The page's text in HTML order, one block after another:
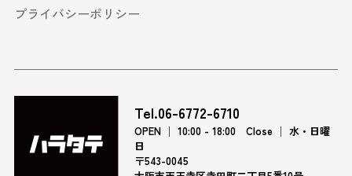
Tel.06-6772-6710
OPEN │ 10:00 - 18:00 Close │ 水・日曜
日
〒543-0045
プライバシーポリシー